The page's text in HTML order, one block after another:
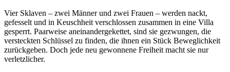
Vier Sklaven – zwei Männer und zwei Frauen – werden nackt,
gefesselt und in Keuschheit verschlossen zusammen in eine Villa
gesperrt. Paarweise aneinandergekettet, sind sie gezwungen, die
versteckten Schlüssel zu finden, die ihnen ein Stück Beweglichkeit
zurückgeben. Doch jede neu gewonnene Freiheit macht sie nur
verletzlicher.